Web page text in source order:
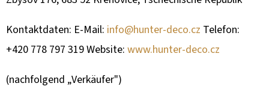
Kontaktdaten: E-Mail: info@hunter-deco.cz Telefon:
+420 778 797 319 Website: www.hunter-deco.cz
(nachfolgend „Verkäufer")
W
I
R
E
P